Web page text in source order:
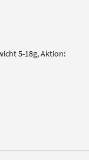
5-18g, Aktion: